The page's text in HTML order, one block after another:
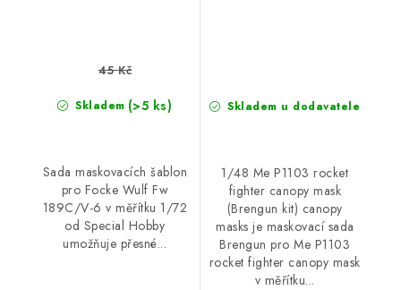
Skladem (>5 ks)
45 Kč
Sada maskovacích šablon
pro Focke Wulf Fw
189C/V-6 v měřítku 1/72
od Special Hobby
umožňuje přesné...
Skladem u dodavatele
1/48 Me P1103 rocket
fighter canopy mask
(Brengun kit) canopy
masks je maskovací sada
Brengun pro Me P1103
rocket fighter canopy mask
v měřítku...